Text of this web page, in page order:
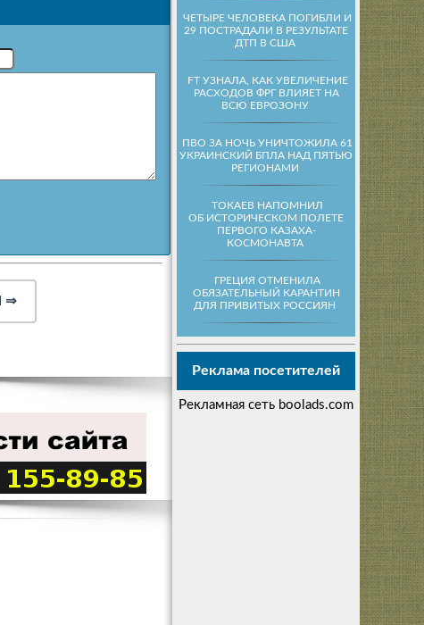
ЧЕТЫРЕ ЧЕЛОВЕКА ПОГИБЛИ И
29 ПОСТРАДАЛИ В РЕЗУЛЬТАТЕ
ДТП В США
FT УЗНАЛА, КАК УВЕЛИЧЕНИЕ
РАСХОДОВ ФРГ ВЛИЯЕТ НА
ВСЮ ЕВРОЗОНУ
ПВО ЗА НОЧЬ УНИЧТОЖИЛА 61
УКРАИНСКИЙ БПЛА НАД ПЯТЬЮ
РЕГИОНАМИ
ТОКАЕВ НАПОМНИЛ
ОБ ИСТОРИЧЕСКОМ ПОЛЕТЕ
ПЕРВОГО КАЗАХА-
КОСМОНАВТА
ГРЕЦИЯ ОТМЕНИЛА
ОБЯЗАТЕЛЬНЫЙ КАРАНТИН
ДЛЯ ПРИВИТЫХ РОССИЯН
Реклама посетителей
Рекламная сеть boolads.com
⇒